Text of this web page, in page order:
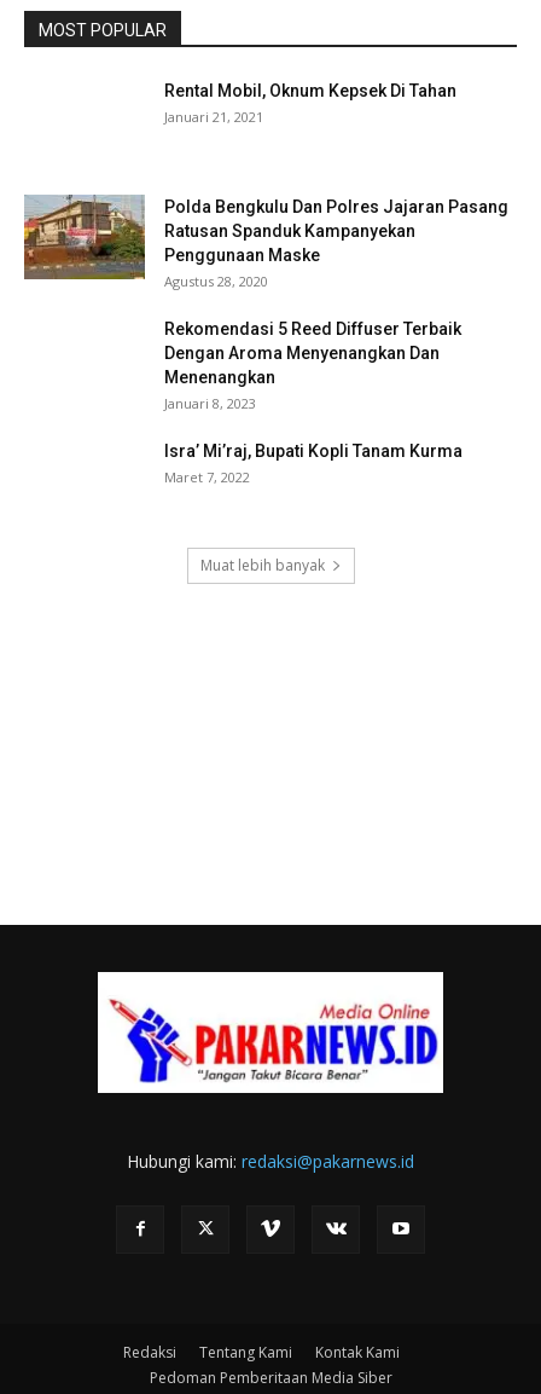
MOST POPULAR
Rental Mobil, Oknum Kepsek Di Tahan
Januari 21, 2021
Polda Bengkulu Dan Polres Jajaran Pasang
Ratusan Spanduk Kampanyekan
Penggunaan Maske
Agustus 28, 2020
Rekomendasi 5 Reed Diffuser Terbaik
Dengan Aroma Menyenangkan Dan
Menenangkan
Januari 8, 2023
Isra’ Mi’raj, Bupati Kopli Tanam Kurma
Maret 7, 2022
Muat lebih banyak
Hubungi kami: redaksi@pakarnews.id
Redaksi Tentang Kami
Kontak Kami
Pedoman Pemberitaan Media Siber